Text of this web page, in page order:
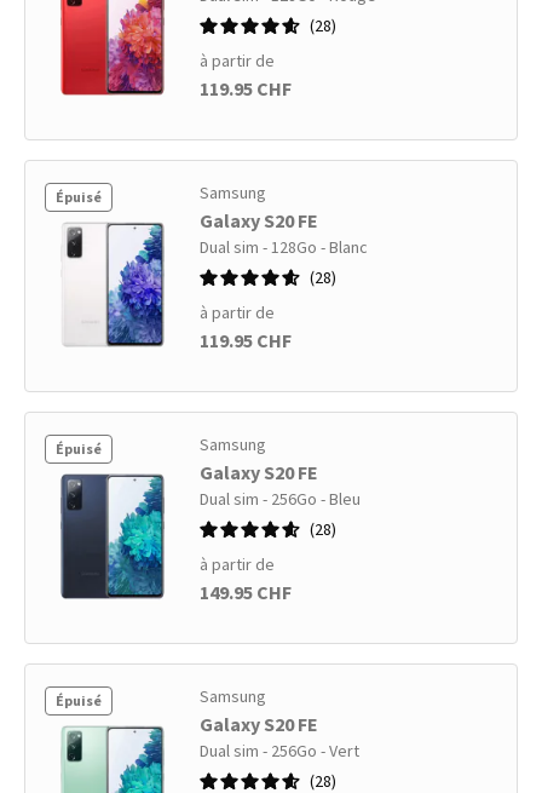
28
à partir de
119.95 CHF
Épuisé Samsung
Galaxy S20 FE
Dual sim - 128Go - Blanc
28
à partir de
119.95 CHF
Épuisé Samsung
Galaxy S20 FE
Dual sim - 256Go - Bleu
28
à partir de
149.95 CHF
Épuisé Samsung
Galaxy S20 FE
Dual sim - 256Go - Vert
28